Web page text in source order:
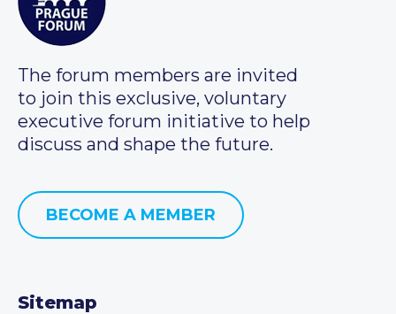
The forum members are invited
to join this exclusive, voluntary
executive forum initiative to help
discuss and shape the future.
BECOME A MEMBER
Sitemap